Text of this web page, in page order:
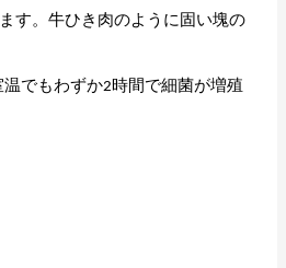
す。牛ひき肉のように固い塊の
でもわずか2時間で細菌が増殖